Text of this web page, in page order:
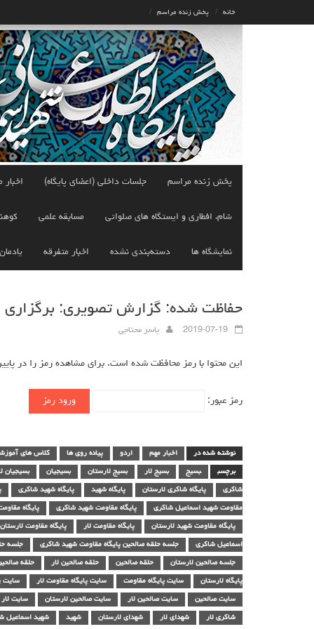
to
خانه پخش زنده مراسم
پخش زنده مراسم جلسات داخلی (اعضای پایگاه) اخبار
شام، افطاری و ایستگاه های صلواتی مسابقه علمی
نمایشگاه ها دسته‌بندی نشده اخبار متفرقه
حفاظت شده: گزارش تصویری: برگزاری
2019-07-19 یاسر محتاجی
این محتوا با رمز محافظت شده است. برای مشاهده رمز را در
رمز عبور:
نوشته شده در اخبار مهم اردو پیاده روی ها کلاس های
برچسب بسیج بسیج لار بسیج لارستان بسیجیان بسیجیان
شاکری پایگاه شاکری لارستان پایگاه شهید پایگاه شهید شاکری
مقاومت شهید اسماعیل شاکری پایگاه مقاومت شهید شاکری پایگاه
پایگاه مقاومت شهید لارستان پایگاه مقاومت لار پایگاه مقاومت لارستان
اسماعیل شاکری جلسه حلقه صالحین پایگاه مقاومت شهید شاکری جلسه
جلسه صالحین لارستان حلقه صالحین حلقه صالحین لار حلقه
پایگاه لارستان سایت پایگاه مقاومت سایت پایگاه مقاومت لار سایت
سایت صالحین سایت صالحین لار سایت صالحین لارستان سایت لار
شاکری لار شهدای لار شهدای لارستان شهید شهید اسماعیل